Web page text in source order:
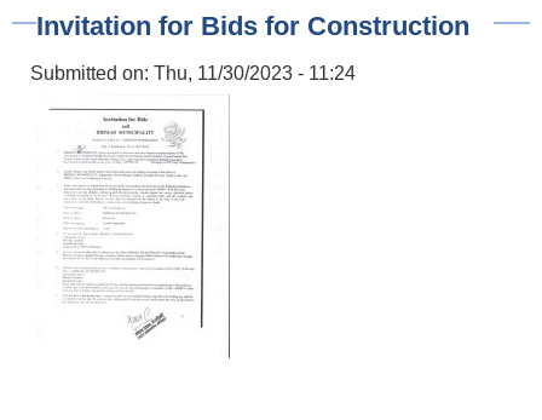
Invitation for Bids for Construction
Submitted on: Thu, 11/30/2023 - 11:24